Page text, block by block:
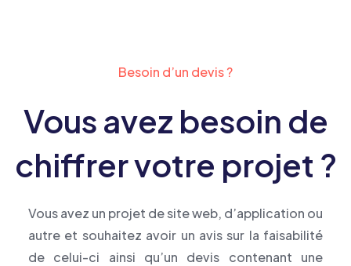
Besoin d’un devis ?
Vous avez besoin de
chiffrer votre projet ?
Vous avez un projet de site web, d’application ou
autre et souhaitez avoir un avis sur la faisabilité
de celui-ci ainsi qu’un devis contenant une